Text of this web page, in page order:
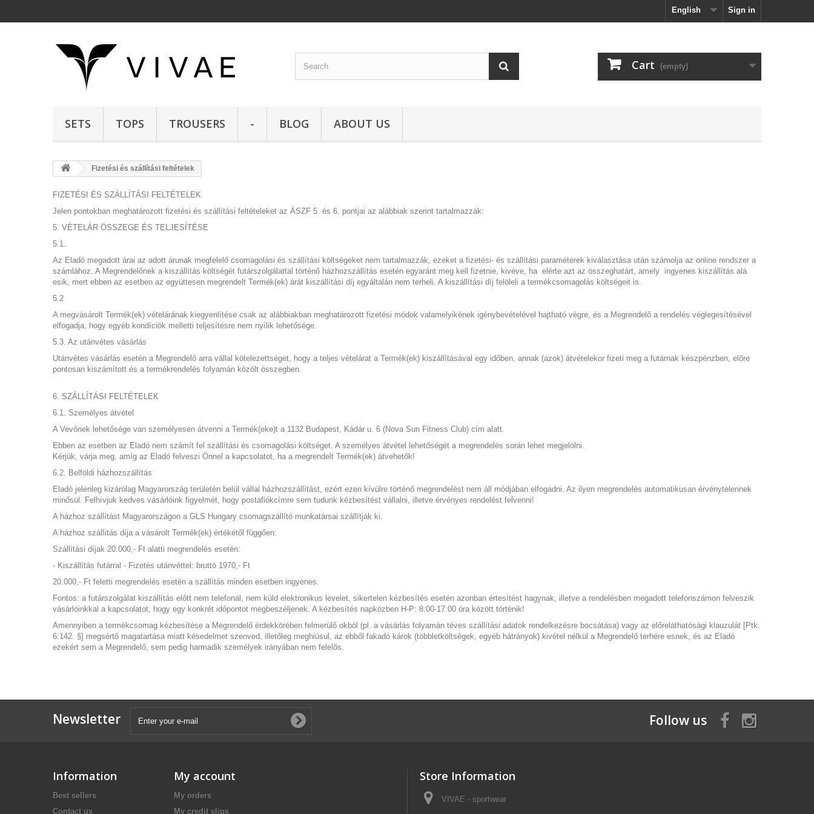
Sign in
English
Cart (empty)
SETS TOPS TROUSERS - BLOG ABOUT US
Fizetési és szállítási feltételek
FIZETÉSI ÉS SZÁLLÍTÁSI FELTÉTELEK
Jelen pontokban meghatározott fizetési és szállítási feltételeket az ÁSZF 5. és 6. pontjai az alábbiak szerint tartalmazzák:
5. VÉTELÁR ÖSSZEGE ÉS TELJESÍTÉSE
5.1.
Az Eladó megadott árai az adott árunak megfelelő csomagolási és szállítási költségeket nem tartalmazzák, ezeket a fizetési- és szállítási paraméterek kiválasztása után számolja az online rendszer a
számlához. A Megrendelőnek a kiszállítás költségét futárszolgálattal történő házhozszállítás esetén egyaránt meg kell fizetnie, kivéve, ha elérte azt az összeghatárt, amely ingyenes kiszállítás alá
esik, mert ebben az esetben az együttesen megrendelt Termék(ek) árát kiszállítási díj egyáltalán nem terheli. A kiszállítási díj felöleli a termékcsomagolás költségeit is.
5.2
A megvásárolt Termék(ek) vételárának kiegyenlítése csak az alábbiakban meghatározott fizetési módok valamelyikének igénybevételével hajtható végre, és a Megrendelő a rendelés véglegesítésével
elfogadja, hogy egyéb kondíciók melletti teljesítésre nem nyílik lehetősége.
5.3. Az utánvétes vásárlás
Utánvétes vásárlás esetén a Megrendelő arra vállal kötelezettséget, hogy a teljes vételárat a Termék(ek) kiszállításával egy időben, annak (azok) átvételekor fizeti meg a futárnak készpénzben, előre
pontosan kiszámított és a termékrendelés folyamán közölt összegben.
6. SZÁLLÍTÁSI FELTÉTELEK
6.1. Személyes átvétel
A Vevőnek lehetősége van személyesen átvenni a Termék(eke)t a 1132 Budapest, Kádár u. 6 (Nova Sun Fitness Club) cím alatt.
Ebben az esetben az Eladó nem számít fel szállítási és csomagolási költséget. A személyes átvétel lehetőségét a megrendelés során lehet megjelölni.
Kérjük, várja meg, amíg az Eladó felveszi Önnel a kapcsolatot, ha a megrendelt Termék(ek) átvehetők!
6.2. Belföldi házhozszállítás
Eladó jelenleg kizárólag Magyarország területén belül vállal házhozszállítást, ezért ezen kívülre történő megrendelést nem áll módjában elfogadni. Az ilyen megrendelés automatikusan érvénytelennek
minősül. Felhívjuk kedves vásárlóink figyelmét, hogy postafiókcímre sem tudunk kézbesítést vállalni, illetve érvényes rendelést felvenni!
A házhoz szállítást Magyarországon a GLS Hungary csomagszállító munkatársai szállítják ki.
A házhoz szállítás díja a vásárolt Termék(ek) értékétől függően:
Szállítási díjak 20.000,- Ft alatti megrendelés esetén:
- Kiszállítás futárral - Fizetés utánvéttel: bruttó 1970,- Ft
20.000,- Ft feletti megrendelés esetén a szállítás minden esetben ingyenes.
Fontos: a futárszolgálat kiszállítás előtt nem telefonál, nem küld elektronikus levelet, sikertelen kézbesítés esetén azonban értesítést hagynak, illetve a rendelésben megadott telefonszámon felveszik
vásárlóinkkal a kapcsolatot, hogy egy konkrét időpontot megbeszéljenek. A kézbesítés napközben H-P: 8:00-17:00 óra között történik!
Amennyiben a termékcsomag kézbesítése a Megrendelő érdekkörében felmerülő okból (pl. a vásárlás folyamán téves szállítási adatok rendelkezésre bocsátása) vagy az előreláthatósági klauzulát [Ptk.
6:142. §] megsértő magatartása miatt késedelmet szenved, illetőleg meghiúsul, az ebből fakadó károk (többletköltségek, egyéb hátrányok) kivétel nélkül a Megrendelő terhére esnek, és az Eladó
ezekért sem a Megrendelő, sem pedig harmadik személyek irányában nem felelős.
Newsletter Follow us
Information
Best sellers
Contact us
My account
My orders
My credit slips
Store Information
VIVAE - sportwear